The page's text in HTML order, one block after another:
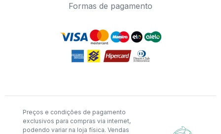
Formas de pagamento
Preços e condições de pagamento
exclusivos para compras via internet,
podendo variar na loja física. Vendas